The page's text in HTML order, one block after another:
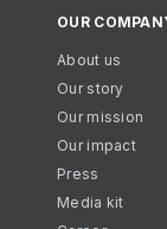
OUR
About us
Our story
Our mission
Our impact
Press
Media kit